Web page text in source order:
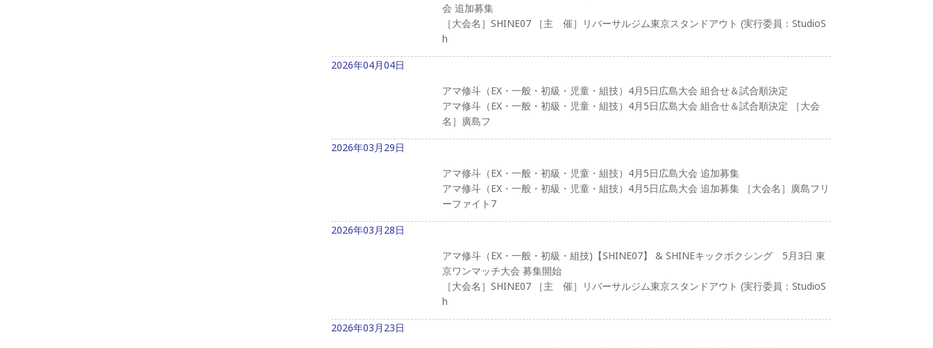
会 追加募集
［大会名］SHINE07 ［主 催］リバーサルジム東京スタンドアウト (実行委員：StudioS
h
2026年04月04日
アマ修斗（EX・一般・初級・児童・組技）4月5日広島大会 組合せ＆試合順決定
アマ修斗（EX・一般・初級・児童・組技）4月5日広島大会 組合せ＆試合順決定 ［大会
名］廣島フ
2026年03月29日
アマ修斗（EX・一般・初級・児童・組技）4月5日広島大会 追加募集
アマ修斗（EX・一般・初級・児童・組技）4月5日広島大会 追加募集 ［大会名］廣島フリ
ーファイト7
2026年03月28日
アマ修斗（EX・一般・初級・組技)【SHINE07】 & SHINEキックボクシング 5月3日 東
京ワンマッチ大会 募集開始
［大会名］SHINE07 ［主 催］リバーサルジム東京スタンドアウト (実行委員：StudioS
h
2026年03月23日